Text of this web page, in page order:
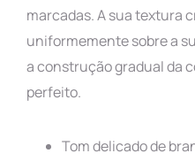
marcadas. A sua textura
uniformemente sobre a
a construção gradual da
perfeito.
Tom delicado de